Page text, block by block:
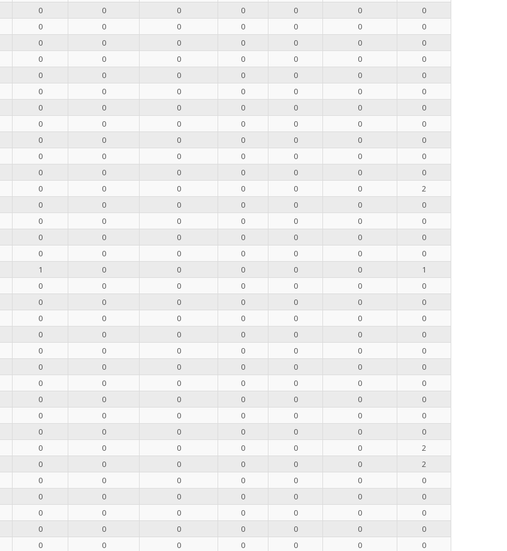
0 0 0 0 0 0
0
0 0 0 0 0 0
0
0 0 0 0 0 0
0
0 0 0 0 0 0
0
0 0 0 0 0 0
0
0 0 0 0 0 0
0
0 0 0 0 0 0
0
0 0 0 0 0 0
0
0 0 0 0 0 0
0
0 0 0 0 0 0
0
0 0 0 0 0 0
0
0 0 0 0 0 0
2
0 0 0 0 0 0
0
0 0 0 0 0 0
0
0 0 0 0 0 0
0
0 0 0 0 0 0
0
1 0 0 0 0 0
1
0 0 0 0 0 0
0
0 0 0 0 0 0
0
0 0 0 0 0 0
0
0 0 0 0 0 0
0
0 0 0 0 0 0
0
0 0 0 0 0 0
0
0 0 0 0 0 0
0
0 0 0 0 0 0
0
0 0 0 0 0 0
0
0 0 0 0 0 0
0
0 0 0 0 0 0
2
0 0 0 0 0 0
2
0 0 0 0 0 0
0
0 0 0 0 0 0
0
0 0 0 0 0 0
0
0 0 0 0 0 0
0
0 0 0 0 0 0
0